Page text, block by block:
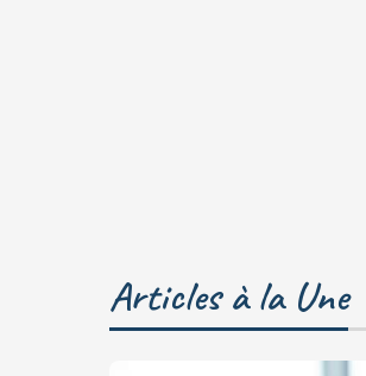
Articles à la Une